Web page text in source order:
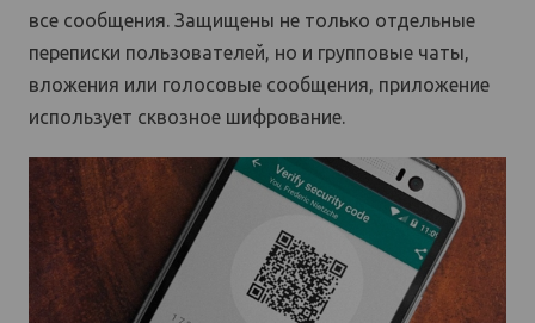
все сообщения. Защищены не только отдельные
переписки пользователей, но и групповые чаты,
вложения или голосовые сообщения, приложение
использует сквозное шифрование.